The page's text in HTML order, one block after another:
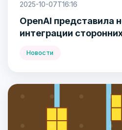
2025-10-07T16:16
OpenAI представила
интеграции
Новости